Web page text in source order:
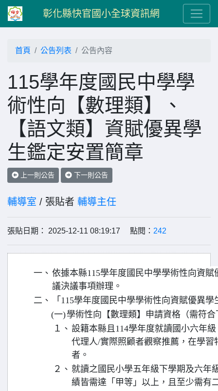
彰化縣快官國小全球資訊網
首頁 公告列表 公告內容
115學年度國民中學學
術性向【數理類】、
【語文類】資賦優異學
生鑑定安置簡章
上一則公告 下一則公告
輔導室 / 張貼者 輔導主任
張貼日期： 2025-12-11 08:19:17 點閱： 242
一、 依據本縣115學年度國民中學學術性向資
議決議事項辦理。
二、
「115學年度國民中學學術性向資賦優異
(一)學術性向【數理類】申請資格（需符
１、 設籍本縣且114學年度就讀國小六年
代理人/實際照顧者觀察推薦，在學
者。
２、 就讀之國民小學五年級下學期及六年
績皆需達「甲等」以上，且至少需有